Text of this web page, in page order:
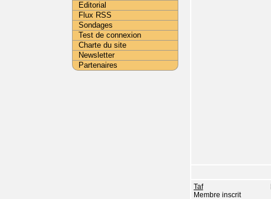
Taf
Membre inscrit
Editorial
Flux RSS
Sondages
Test de connexion
Charte du site
Newsletter
Partenaires